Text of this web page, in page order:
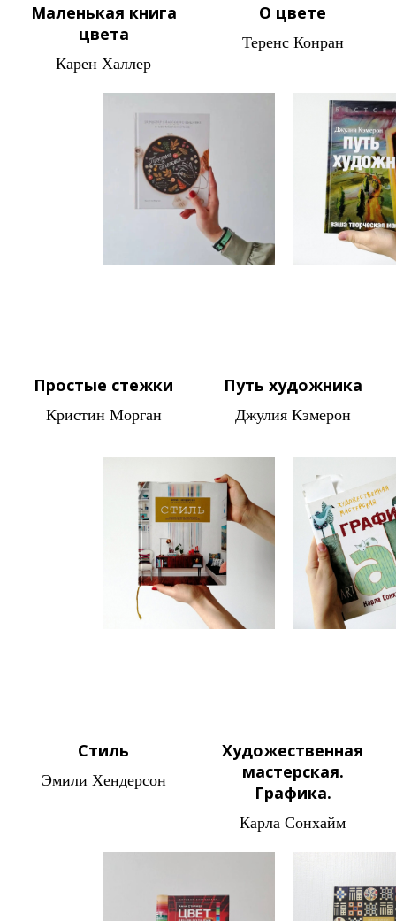
Маленькая книга
цвета
Карен Халлер
О цвете
Теренс Конран
Простые стежки
Кристин Морган
Путь художника
Джулия Кэмерон
Стиль
Эмили Хендерсон
Художественная
мастерская.
Графика.
Карла Сонхайм